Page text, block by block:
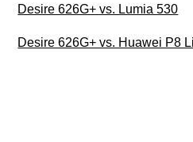
Desire 626G+ vs. Lumia 530
Desire 626G+ vs. Huawei P8